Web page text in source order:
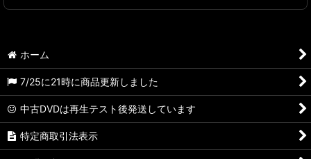
ホーム
7/25に21時に商品更新しました
中古DVDは再生テスト後発送しています
特定商取引法表示